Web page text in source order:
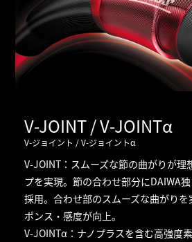
V-JOINT / V-JOINTα
V-ジョイント / V-ジョイントα
V-JOINT：スムーズな節の曲がりが理
プを実現。節の合わせ部分にDAIWA
採用。合わせ部のスムーズな曲がり
ポンス・感度が向上。
V-JOINTα：ナノプラスを含む高強度